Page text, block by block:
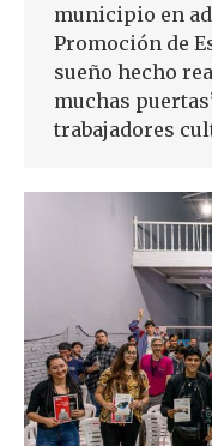
municipio en
Promoción de
sueño hecho
muchas
trabajadores